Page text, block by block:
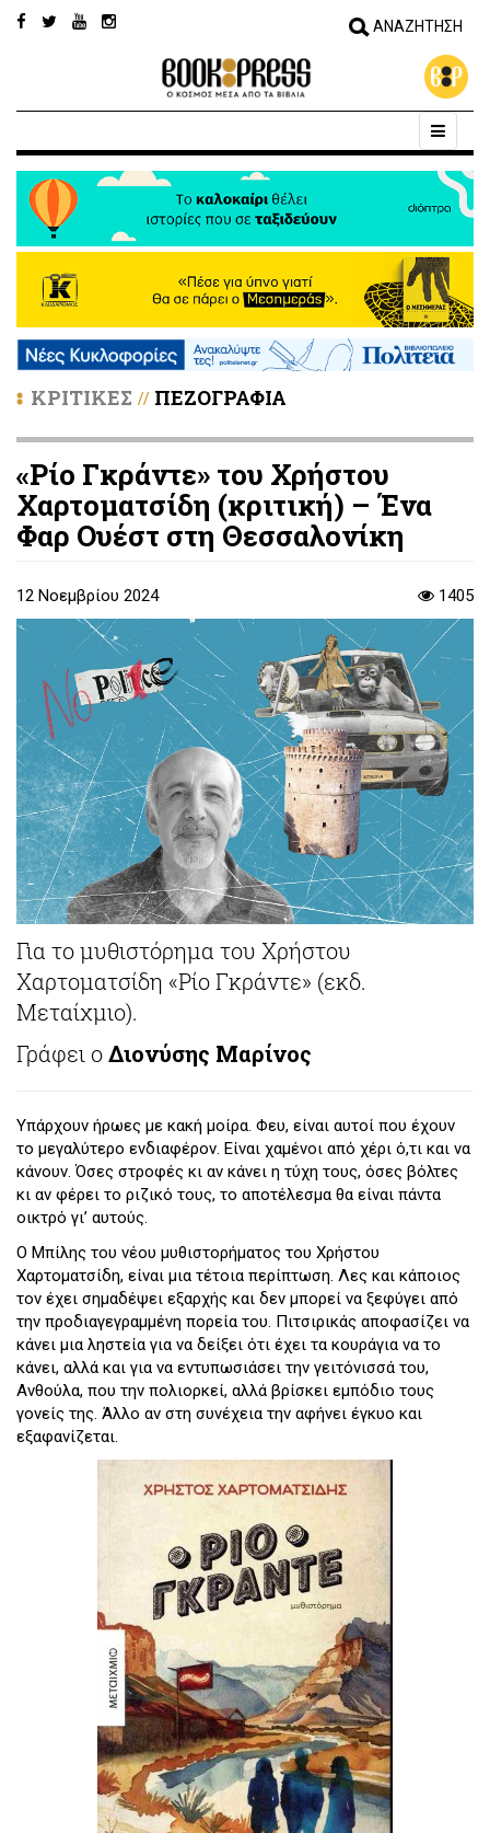
ΚΡΙΤΙΚΕΣ // ΠΕΖΟΓΡΑΦΙΑ
«Ρίο Γκράντε» του Χρήστου
Χαρτοματσίδη (κριτική) – Ένα
Φαρ Ουέστ στη Θεσσαλονίκη
12 Νοεμβρίου 2024 1405
Για το μυθιστόρημα του Χρήστου
Χαρτοματσίδη «Ρίο Γκράντε» (εκδ.
Μεταίχμιο).
Γράφει οΔιονύσης Μαρίνος
Υπάρχουν ήρωες με κακή μοίρα. Φευ, είναι αυτοί που έχουν
το μεγαλύτερο ενδιαφέρον. Είναι χαμένοι από χέρι ό,τι και να
κάνουν. Όσες στροφές κι αν κάνει η τύχη τους, όσες βόλτες
κι αν φέρει το ριζικό τους, το αποτέλεσμα θα είναι πάντα
οικτρό γι’ αυτούς.
Ο Μπίλης του νέου μυθιστορήματος του Χρήστου
Χαρτοματσίδη, είναι μια τέτοια περίπτωση. Λες και κάποιος
τον έχει σημαδέψει εξαρχής και δεν μπορεί να ξεφύγει από
την προδιαγεγραμμένη πορεία του. Πιτσιρικάς αποφασίζει να
κάνει μια ληστεία για να δείξει ότι έχει τα κουράγια να το
κάνει, αλλά και για να εντυπωσιάσει την γειτόνισσά του,
Ανθούλα, που την πολιορκεί, αλλά βρίσκει εμπόδιο τους
γονείς της. Άλλο αν στη συνέχεια την αφήνει έγκυο και
εξαφανίζεται.